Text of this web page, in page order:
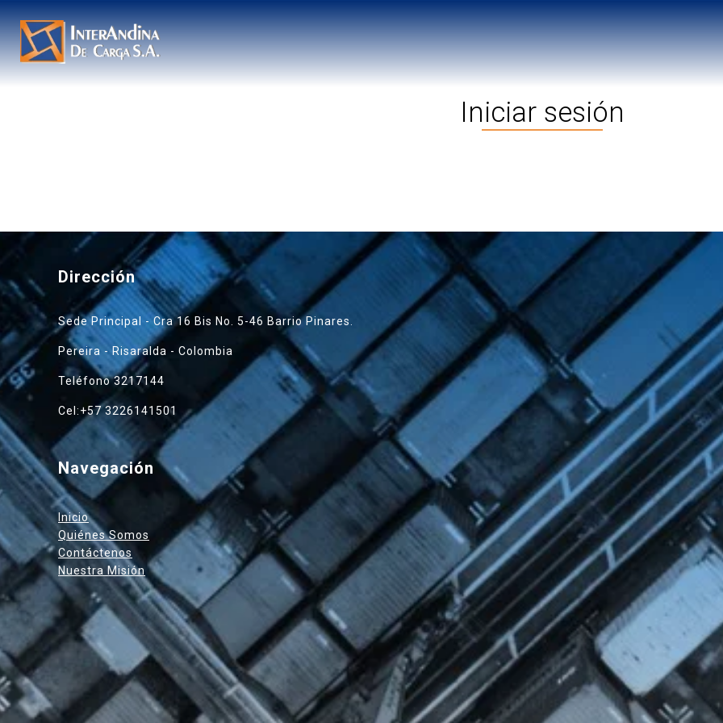
Iniciar sesión
Dirección
Sede Principal - Cra 16 Bis No. 5-46 Barrio Pinares.
Pereira - Risaralda - Colombia
Teléfono 3217144
Cel:+57 3226141501
Navegación
Inicio
Quiénes Somos
Contáctenos
Nuestra Misión